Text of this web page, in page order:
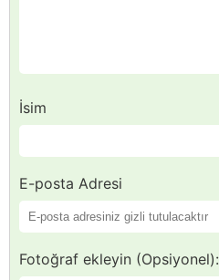
İsim
E-posta Adresi
Fotoğraf ekleyin (Opsiyonel):